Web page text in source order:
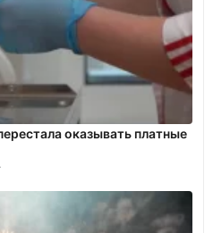
оказывать платные